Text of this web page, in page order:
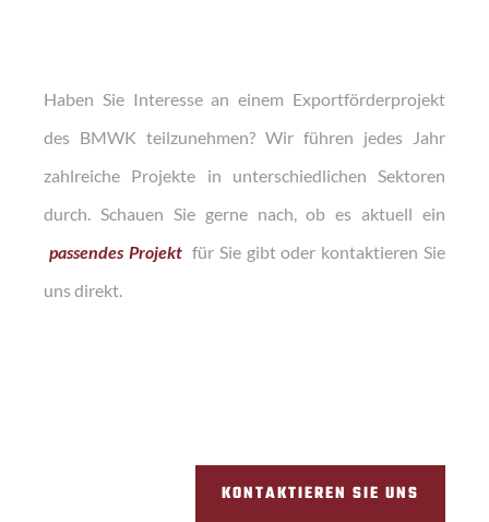
Haben Sie Interesse an einem Exportförderprojekt
des BMWK teilzunehmen? Wir führen jedes Jahr
zahlreiche Projekte in unterschiedlichen Sektoren
durch. Schauen Sie gerne nach, ob es aktuell ein
passendes Projekt für Sie gibt oder kontaktieren Sie
uns direkt.
KONTAKTIEREN SIE UNS